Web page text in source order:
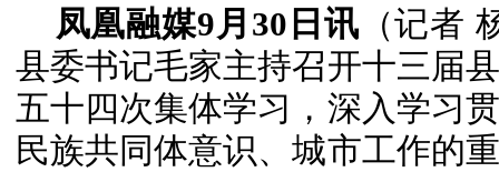
凤凰融媒9月30日讯 （记者
县委书记毛家主持召开十三届
五十四次集体学习，深入学习
民族共同体意识、城市工作的